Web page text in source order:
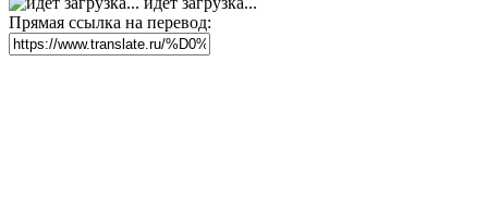
Прямая ссылка на перевод: